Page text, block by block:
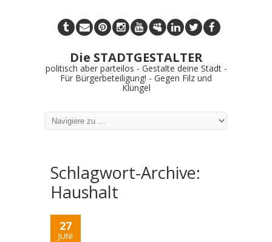
Die STADTGESTALTER
politisch aber parteilos - Gestalte deine Stadt -
Für Bürgerbeteiligung! - Gegen Filz und
Klüngel
Schlagwort-Archive:
Haushalt
27
JUNI